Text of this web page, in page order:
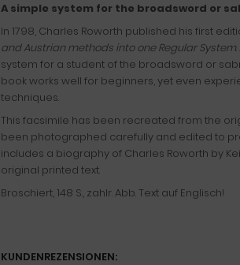
A simple system for the broadsword or
In 1798, Charles Roworth published his first
and Austrian methods into one Regular System
system for a student of the broadsword or
book works well for beginners, yet even
techniques.
This facsimile has been recreated from the
been photographed carefully and edited to
includes a biography of Charles Roworth by
original printed text.
Broschiert, 148 S., zahlr. Abb. Text auf Englisch!
KUNDENREZENSIONEN: